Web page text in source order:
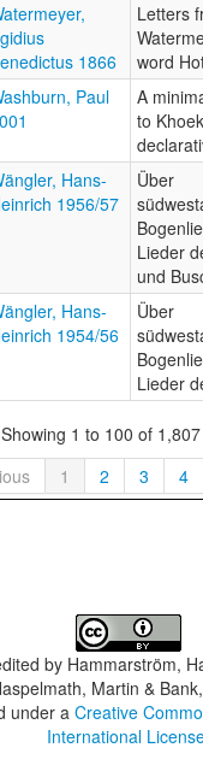
1866
Letters
word
Paul
A
to
Hans-
1956/57
Über
Lieder
und
Hans-
1954/56
Über
Lieder
Showing 1 to 100 of
1 2 3 4
by Hammarström,
Martin &
under a Creative
International